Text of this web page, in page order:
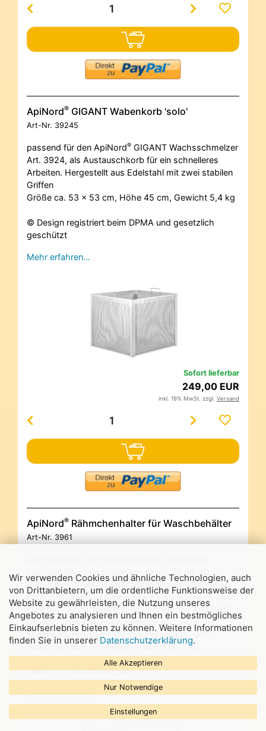
Wir verwenden Cookies und ähnliche Technologien, auch
von Drittanbietern, um die ordentliche Funktionsweise der
Website zu gewährleisten, die Nutzung unseres
Angebotes zu analysieren und Ihnen ein bestmögliches
Einkaufserlebnis bieten zu können. Weitere Informationen
finden Sie in unserer Datenschutzerklärung.
Alle Akzeptieren
Nur Notwendige
Einstellungen
ApiNord® GIGANT Wabenkorb 'solo'
Art-Nr. 39245
passend für den ApiNord® GIGANT Wachsschmelzer
Art. 3924, als Austauschkorb für ein schnelleres
Arbeiten. Hergestellt aus Edelstahl mit zwei stabilen
Griffen
Größe ca. 53 x 53 cm, Höhe 45 cm, Gewicht 5,4 kg
© Design registriert beim DPMA und gesetzlich
geschützt
Mehr erfahren…
Sofort lieferbar
249,00 EUR
inkl. 19% MwSt. zzgl. Versand
ApiNord® Rähmchenhalter für Waschbehälter
Art-Nr. 3961
Feststellschraube. Einstellbar für ca. 15 bis 20
Rähmchen in den gängigen Maßen wie Normalmaß,
Zander, Dadant US bzw. Dadant Blatt Brutraum oder
Kuntzsch Hoch. Passend sowohl für den ApiNord
GIGANT Dampfwachsschmelzer Art. 3924, den
Kombinationen sowie für den Reinigungs- und
Waschbehälter Art. 3960. Gewicht ca. 3 kg
Lieferung ohne Rähmchen
Mehr erfahren…